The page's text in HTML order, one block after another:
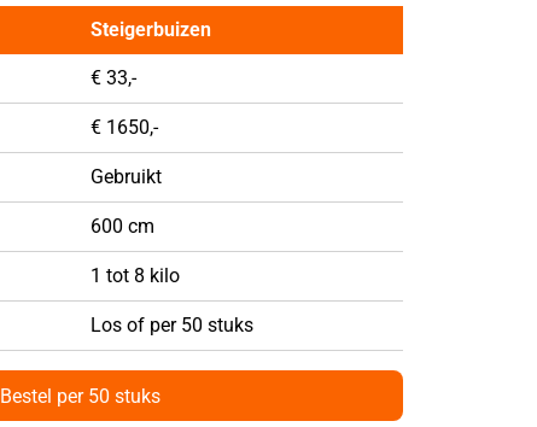
Steigerbuizen
€ 33,-
€ 1650,-
Gebruikt
600 cm
1 tot 8 kilo
Los of per 50 stuks
Bestel per 50 stuks